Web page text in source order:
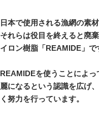
日本で使用される漁網の素
それらは役目を終えると廃
イロン樹脂「REAMIDE」で
REAMIDEを使うことによ
麗になるという認識を広げ
く努力を行っています。